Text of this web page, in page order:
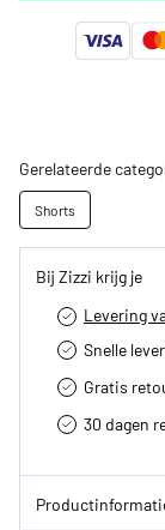
Gerelateerde
Shorts
Bij Zizzi krijg je
Levering
Snelle
Gratis
30 dagen